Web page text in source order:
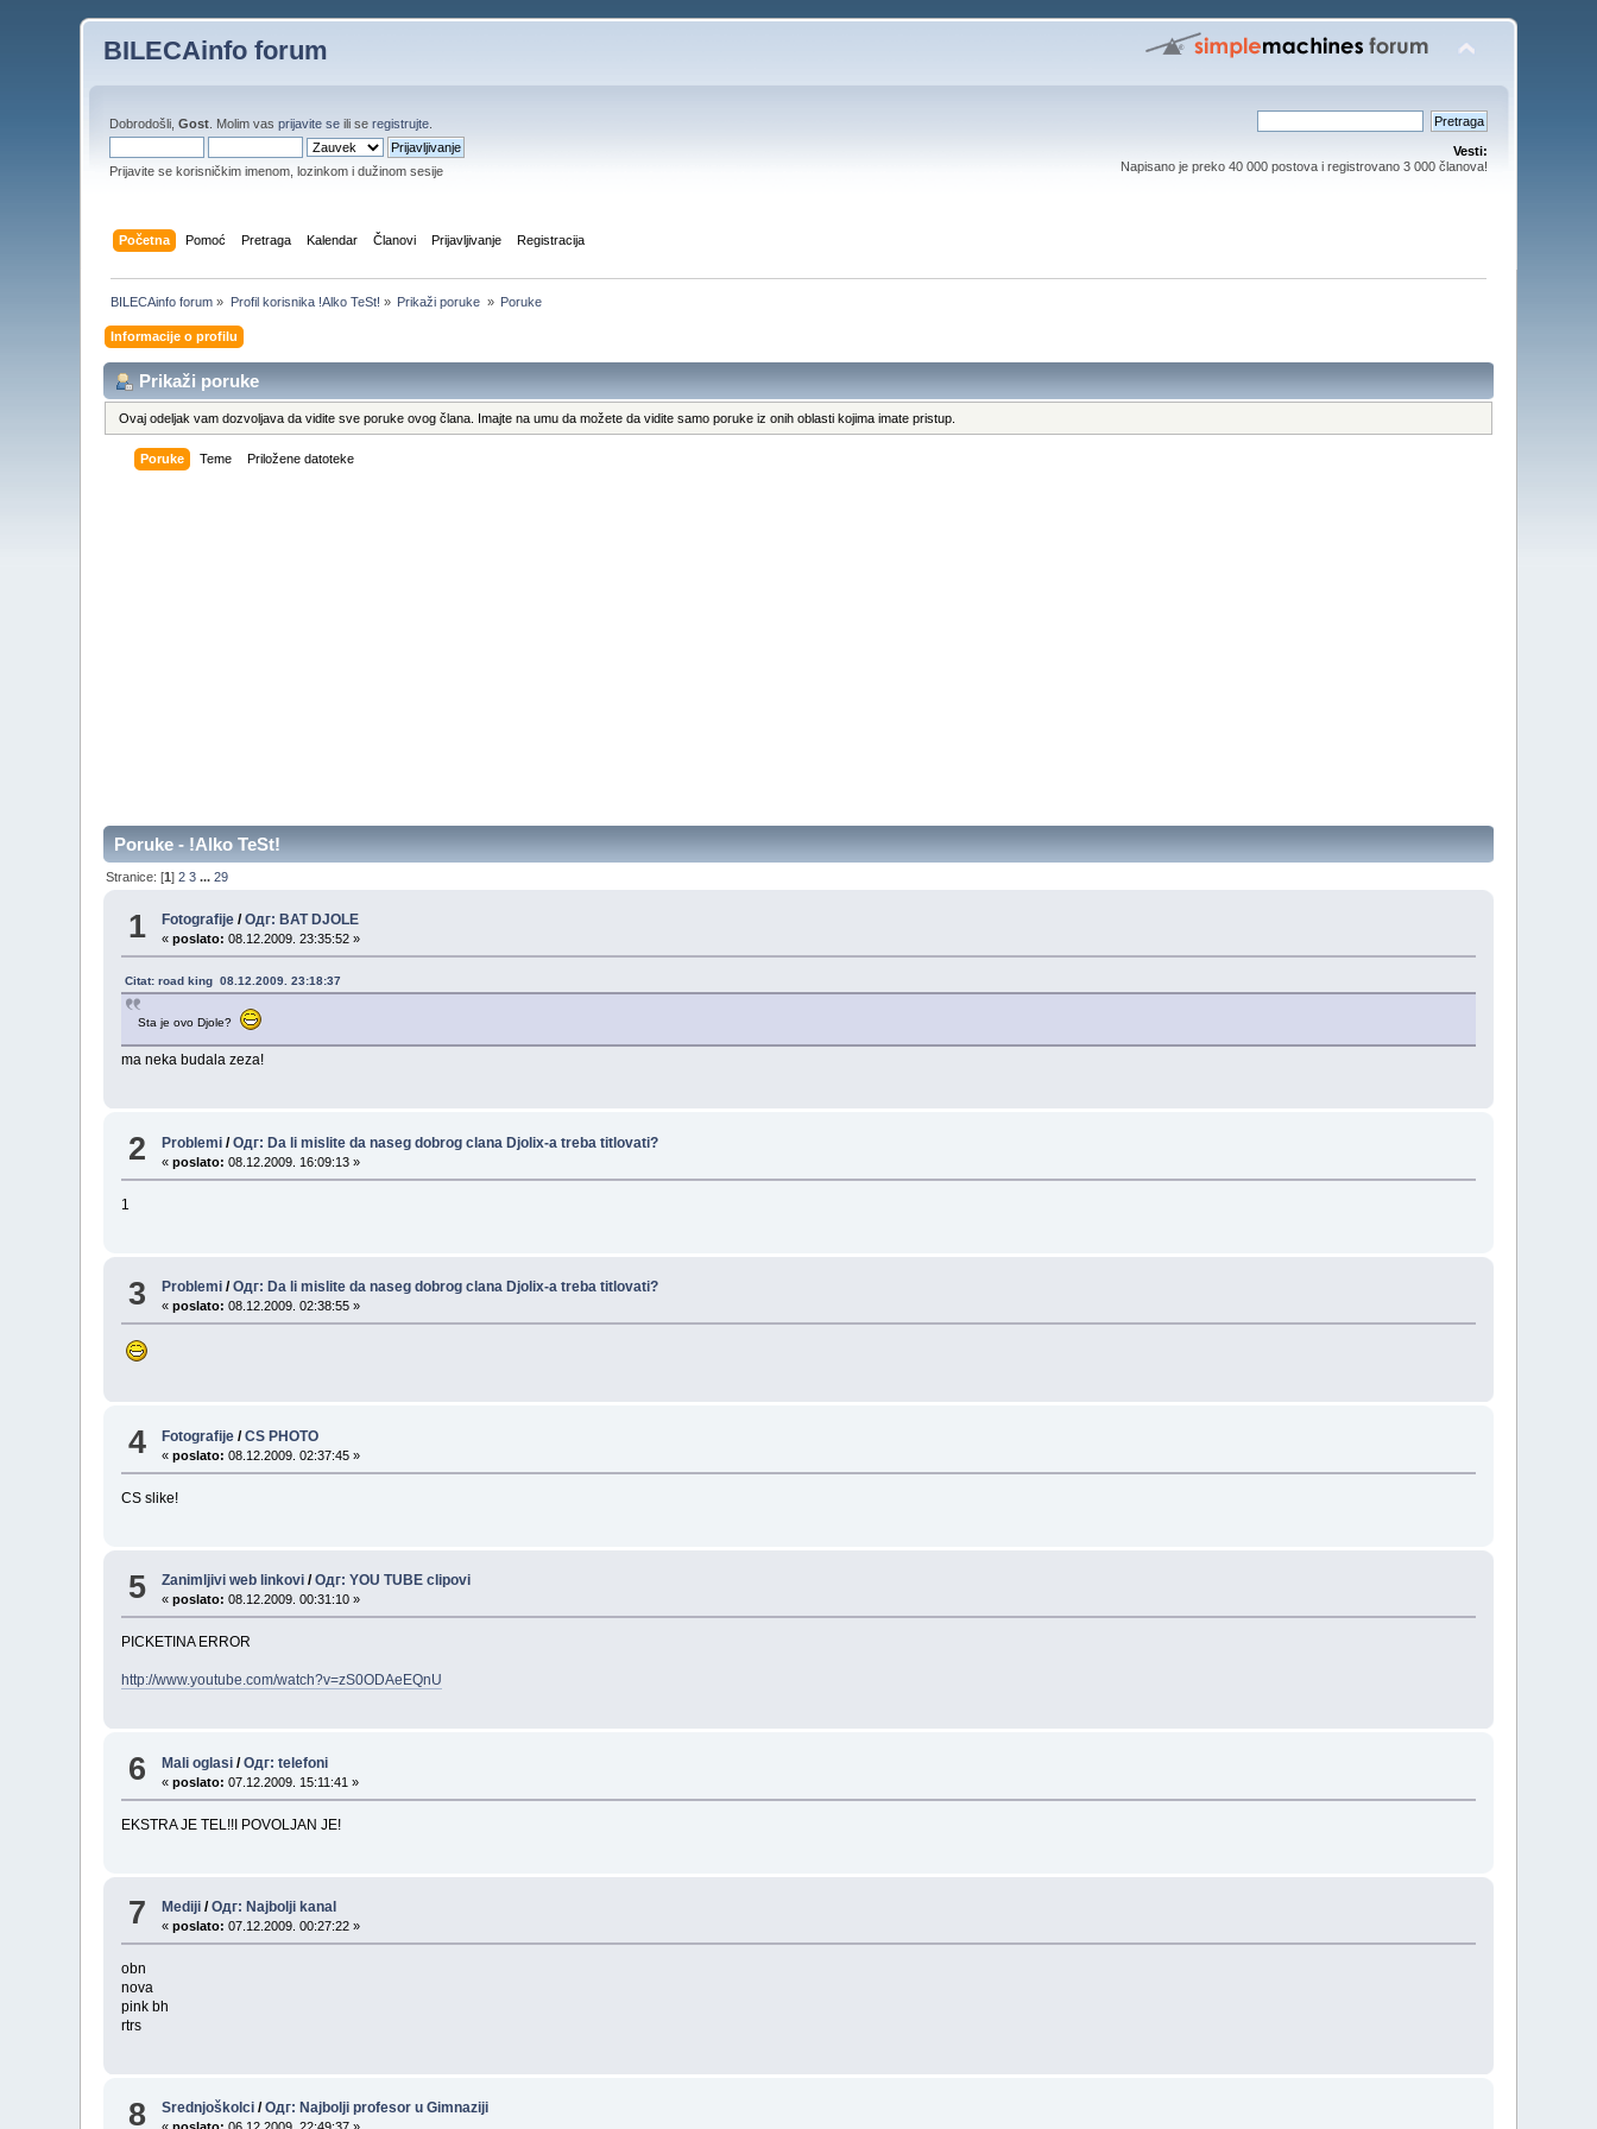
BILECAinfo forum
Dobrodošli,Gost . Molim vasprijavite se ili seregistrujte
Prijavite se korisničkim imenom, lozinkom i dužinom sesije
Vesti:
Napisano je preko 40 000 postova i registrovano 3 000 članova!
Početna Pomoć Pretraga Kalendar Članovi Prijavljivanje Registracija
BILECAinfo forum » Profil korisnika !Alko TeSt! » Prikaži poruke » Poruke
Informacije o profilu
Prikaži poruke
Ovaj odeljak vam dozvoljava da vidite sve poruke ovog člana. Imajte na umu da možete da vidite samo poruke iz onih oblasti kojima imate pristup.
Poruke Teme Priložene datoteke
Poruke - !Alko TeSt!
Stranice: [1]2 3 ...29
1 Fotografije /Одг: BAT DJOLE
«poslato: 08.12.2009. 23:35:52 »
Citat: road king 08.12.2009. 23:18:37
Sta je ovo Djole?
ma neka budala zeza!
2 Problemi /Одг: Da li mislite da naseg dobrog clana Djolix-a treba titlovati?
«poslato: 08.12.2009. 16:09:13 »
1
3 Problemi /Одг: Da li mislite da naseg dobrog clana Djolix-a treba titlovati?
«poslato: 08.12.2009. 02:38:55 »
4 Fotografije /CS PHOTO
«poslato: 08.12.2009. 02:37:45 »
CS slike!
5 Zanimljivi web linkovi /Одг: YOU TUBE clipovi
«poslato: 08.12.2009. 00:31:10 »
PICKETINA ERROR
http://www.youtube.com/watch?v=zS0ODAeEQnU
6 Mali oglasi /Одг: telefoni
«poslato: 07.12.2009. 15:11:41 »
EKSTRA JE TEL!!I POVOLJAN JE!
7 Mediji /Одг: Najbolji kanal
«poslato: 07.12.2009. 00:27:22 »
obn
nova
pink bh
rtrs
8 Srednjoškolci /Одг: Najbolji profesor u Gimnaziji